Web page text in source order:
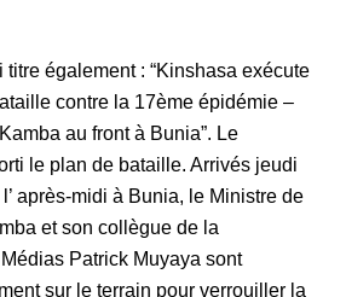
également : “Kinshasa exécute
contre la 17ème épidémie –
au front à Bunia”. Le
le plan de bataille. Arrivés jeudi
après-midi à Bunia, le Ministre de
et son collègue de la
Patrick Muyaya sont
sur le terrain pour verrouiller la